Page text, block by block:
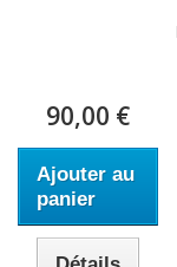
90,00 €
Ajouter au
panier